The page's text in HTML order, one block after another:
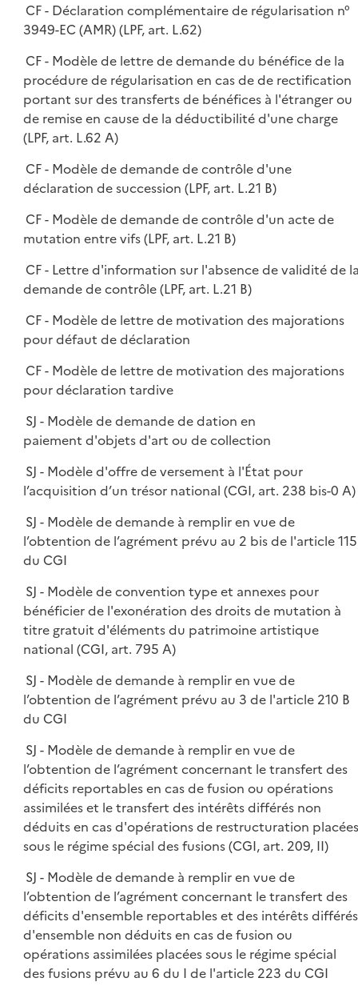
CF - Déclaration complémentaire de régularisation n°
3949-EC (AMR) (LPF, art. L.62)
CF - Modèle de lettre de demande du bénéfice de la
procédure de régularisation en cas de de rectification
portant sur des transferts de bénéfices à l'étranger ou
de remise en cause de la déductibilité d'une charge
(LPF, art. L.62 A)
CF - Modèle de demande de contrôle d'une
déclaration de succession (LPF, art. L.21 B)
CF - Modèle de demande de contrôle d'un acte de
mutation entre vifs (LPF, art. L.21 B)
CF - Lettre d'information sur l'absence de validité de
demande de contrôle (LPF, art. L.21 B)
CF - Modèle de lettre de motivation des majorations
pour défaut de déclaration
CF - Modèle de lettre de motivation des majorations
pour déclaration tardive
SJ - Modèle de demande de dation en
paiement d'objets d'art ou de collection
SJ - Modèle d'offre de versement à l'État pour
l’acquisition d’un trésor national (CGI, art. 238 bis-0 A)
SJ - Modèle de demande à remplir en vue de
l’obtention de l’agrément prévu au 2 bis de l'article 115
du CGI
SJ - Modèle de convention type et annexes pour
bénéficier de l'exonération des droits de mutation à
titre gratuit d'éléments du patrimoine artistique
national (CGI, art. 795 A)
SJ - Modèle de demande à remplir en vue de
l’obtention de l’agrément prévu au 3 de l'article 210 B
du CGI
SJ - Modèle de demande à remplir en vue de
l’obtention de l’agrément concernant le transfert des
déficits reportables en cas de fusion ou opérations
assimilées et le transfert des intérêts différés non
déduits en cas d'opérations de restructuration placées
sous le régime spécial des fusions (CGI, art. 209, II)
SJ - Modèle de demande à remplir en vue de
l’obtention de l’agrément concernant le transfert des
déficits d'ensemble reportables et des intérêts différés
d'ensemble non déduits en cas de fusion ou
opérations assimilées placées sous le régime spécial
des fusions prévu au 6 du I de l'article 223 du CGI